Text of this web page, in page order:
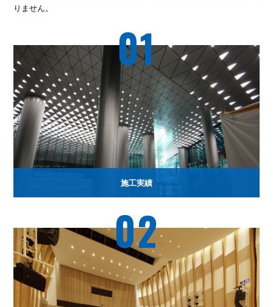
りません。
施工実績
01
02